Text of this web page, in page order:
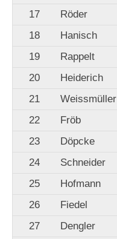
17 Röder
18
Hanisch
19
Rappelt
20
Heiderich
21
Weissmüller
22
Fröb
23
Döpcke
24
Schneider
25
Hofmann
26
Fiedel
27
Dengler